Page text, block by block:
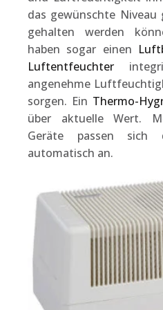
das gewünschte
gehalten werden
haben sogar einen
Luftentfeuchter
angenehme
sorgen. Ein Thermo-
über aktuelle Wert.
Geräte passen sich
automatisch an.